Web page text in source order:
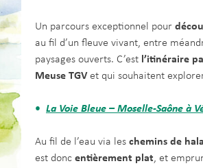
Un parcours exceptionnel pour
au fil d’un fleuve vivant, entre
paysages ouverts. C’est l’itinéraire
Meuse TGVet qui souhaitent
La Voie Bleue – Moselle-Saône à
Au fil de l’eau via les chemins de
est donc entièrement plat, et